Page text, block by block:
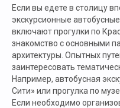
Если вы едете в столицу
экскурсионные
включают прогулки по
знакомство с основными
архитектуры. Опытных
заинтересовать
Например, автобусная
Сити» или прогулка по
Если необходимо